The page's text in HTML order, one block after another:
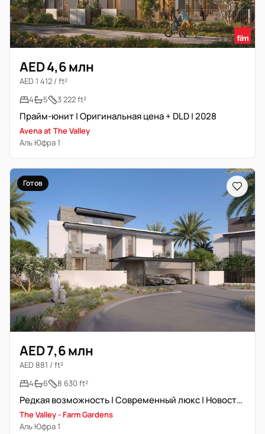
AED 4,6 млн
AED 1 412 / ft²
4
5 3 222 ft²
Прайм-юнит | Оригинальная цена + DLD | 2028
Avena at The Valley
Аль Юфра 1
Готов
AED 7,6 млн
AED 881 / ft²
4
6 8 630 ft²
Редкая возможность | Современный люкс | Новостройка
The Valley - Farm Gardens
Аль Юфра 1